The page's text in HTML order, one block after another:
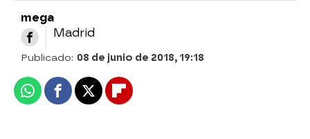
mega
Madrid
Publicado: 08 de junio de 2018, 19:18
WhatsappFacebook
X Flipboard